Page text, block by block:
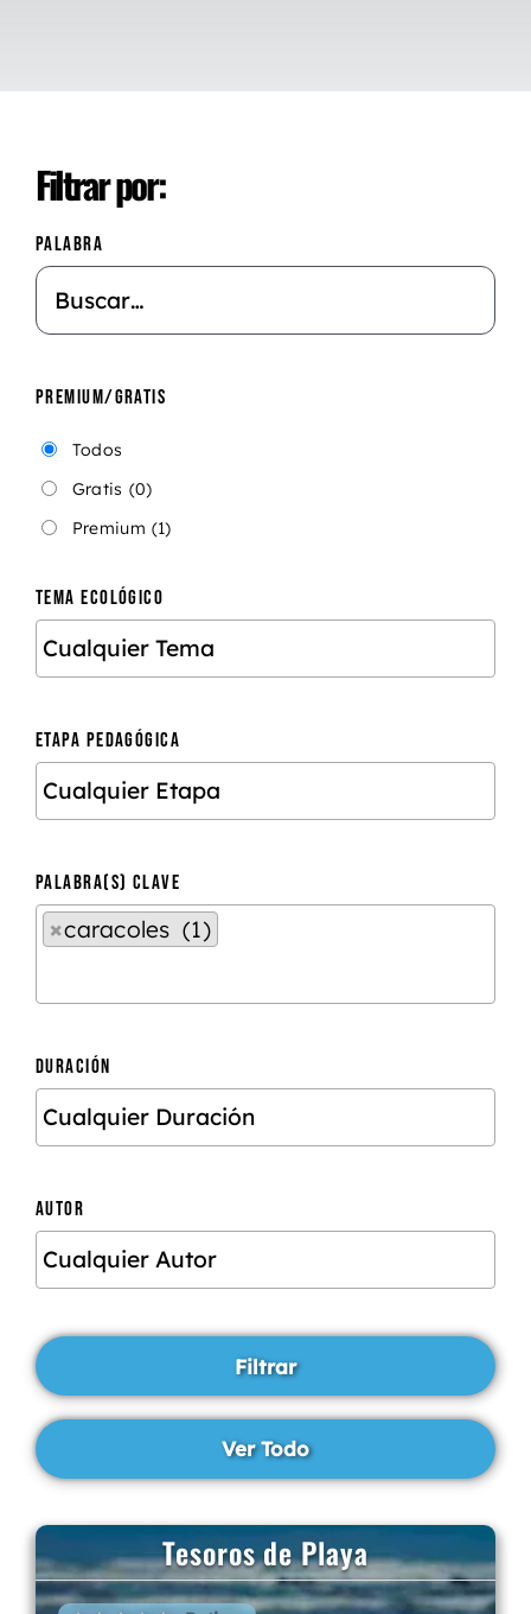
Filtrar por:
PALABRA
PREMIUM/GRATIS
Todos
Gratis (0)
Premium (1)
TEMA ECOLÓGICO
ETAPA PEDAGÓGICA
PALABRA(S) CLAVE
×caracoles (1)
DURACIÓN
AUTOR
Tesoros de Playa